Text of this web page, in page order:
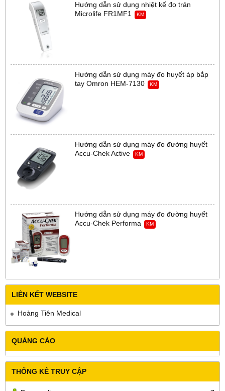
Hướng dẫn sử dụng nhiệt kế đo trán
Microlife FR1MF1
KM
Hướng dẫn sử dụng máy đo huyết áp bắp
tay Omron HEM-7130
KM
Hướng dẫn sử dụng máy đo đường huyết
Accu-Chek Active
KM
Hướng dẫn sử dụng máy đo đường huyết
Accu-Chek Performa
KM
LIÊN KẾT WEBSITE
Hoàng Tiên Medical
QUẢNG CÁO
THỐNG KÊ TRUY CẬP